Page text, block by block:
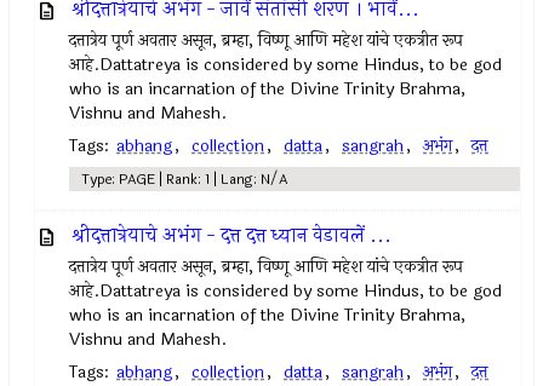
श्रीदत्तात्रेयाचे अभंग - जावें संतांसी शरण । भावें...
दत्तात्रेय पूर्ण अवतार असून, ब्रम्हा, विष्णू आणि महेश यांचे एकत्रीत रूप
आहे.Dattatreya is considered by some Hindus, to be god
who is an incarnation of the Divine Trinity Brahma,
Vishnu and Mahesh.
Tags: abhang, collection, datta, sangrah, अभंग, दत्त
Type: PAGE | Rank: 1 | Lang: N/A
श्रीदत्तात्रेयाचे अभंग - दत्त दत्त ध्यान वेडावलें ...
दत्तात्रेय पूर्ण अवतार असून, ब्रम्हा, विष्णू आणि महेश यांचे एकत्रीत रूप
आहे.Dattatreya is considered by some Hindus, to be god
who is an incarnation of the Divine Trinity Brahma,
Vishnu and Mahesh.
Tags: abhang, collection, datta, sangrah, अभंग, दत्त